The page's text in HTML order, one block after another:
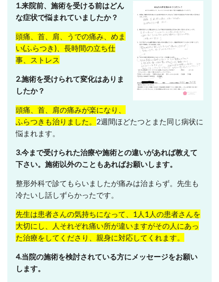
1.来院前、施術を受ける前はどん
な症状で悩まれていましたか？
頭痛、首、肩、うでの痛み、めま
い(ふらつき)、長時間の立ち仕
事、ストレス
2.施術を受けられて変化はありま
したか？
頭痛、首、肩の痛みが楽になり、
ふらつきも治りました。 2週間ほどたつとまた同じ病状に
悩まれます。
3.今まで受けられた治療や施術との違いがあれば教えて
下さい。施術以外のこともあればお願いします。
整形外科で診てもらいましたが痛みは治まらず。先生も
冷たいし話しずらかったです。
先生は患者さんの気持ちになって、1人1人の患者さんを
大切にし、人それぞれ痛い所が違いますがその人にあっ
た治療をしてくださり、親身に対応してくれます。
4.当院の施術を検討されている方にメッセージをお願い
します。